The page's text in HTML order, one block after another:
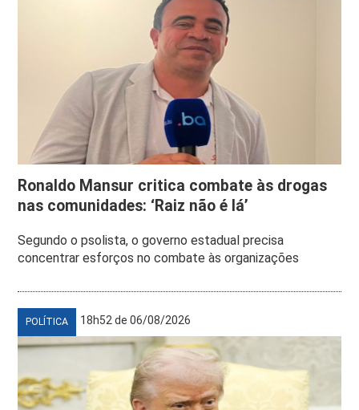
Ronaldo Mansur critica combate às drogas
nas comunidades: ‘Raiz não é lá’
Segundo o psolista, o governo estadual precisa
concentrar esforços no combate às organizações
POLÍTICA 18h52 de 06/08/2026